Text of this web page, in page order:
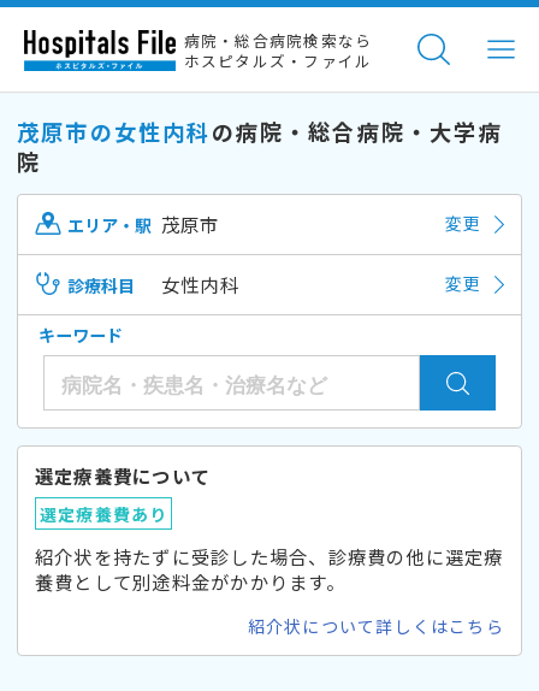
病院・総合病院検索なら
ホスピタルズ・ファイル
茂原市の女性内科の病院・総合病院・大学病
院
エリア・駅 茂原市 変更
診療科目 女性内科 変更
キーワード
選定療養費について
選定療養費あり
紹介状を持たずに受診した場合、診療費の他に選定療
養費として別途料金がかかります。
紹介状について詳しくはこちら